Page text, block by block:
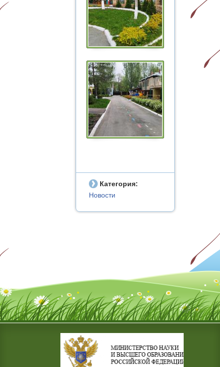
Категория:
Новости